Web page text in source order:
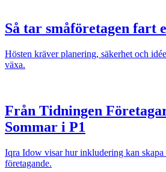
Så tar småföretagen fart
Hösten kräver planering, säkerhet och
växa.
Från Tidningen
Sommar i P1
Iqra Idow visar hur inkludering kan skapa
företagande.